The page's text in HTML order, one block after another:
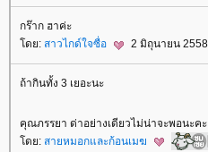
กร๊าก ฮาค่ะ
ดย: สาวไกด์ใจซื่อ 2 มิถุนายน
ถ้ากินทั้ง 3 เยอะนะ
คุณภรรยา ด่าอย่างเดียวไม่น่าจะพอนะคะ
ดย: สายหมอกและก้อนเมฆ